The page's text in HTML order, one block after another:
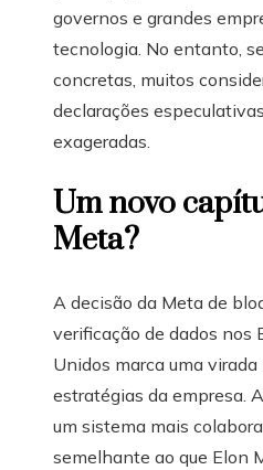
governos e grandes
tecnologia. No entanto,
concretas, muitos
declarações
exageradas.
Um novo
Meta?
A decisão da Meta de
verificação de dados nos
Unidos marca uma virada
estratégias da empresa.
um sistema mais
semelhante ao que Elon